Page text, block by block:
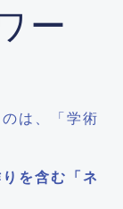
ー
は、「学術
を含む「ネ